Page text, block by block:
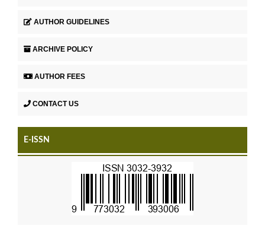
AUTHOR GUIDELINES
ARCHIVE POLICY
AUTHOR FEES
CONTACT US
E-ISSN